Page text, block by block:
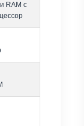
RAM с